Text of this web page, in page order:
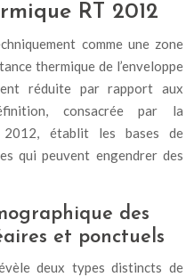
RT 2012
comme une zone
thermique de l’enveloppe
réduite par rapport aux
consacrée par la
2012, établit les bases de
qui peuvent engendrer des
des
et ponctuels
deux types distincts de